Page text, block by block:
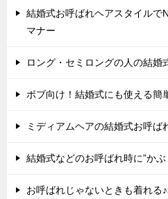
結婚式お呼ばれヘアスタイルで
マナー
ロング・セミロングの人の結婚
ボブ向け！結婚式にも使える簡
ミディアムヘアの結婚式お呼ば
結婚式などのお呼ばれ時に”か
お呼ばれじゃないときも着れる